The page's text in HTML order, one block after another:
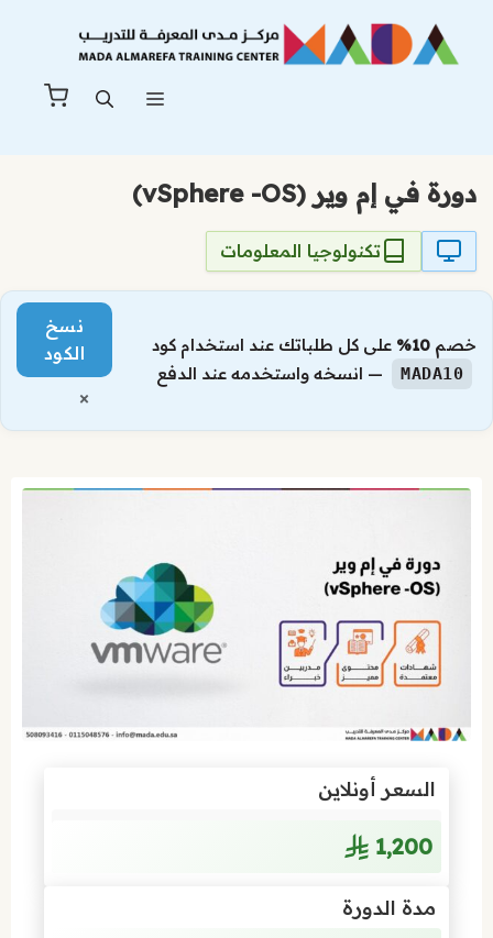
المحتوى
دورة في إم وير (vSphere -OS)
تكنولوجيا المعلومات
خصم 10% على كل طلباتك عند استخدام كود
MADA10 — انسخه واستخدمه عند الدفع
نسخ
الكود
×
السعر أونلاين
1٬200
مدة الدورة